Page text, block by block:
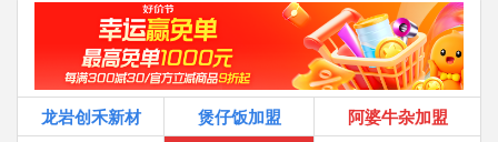
龙岩创禾新材 煲仔饭加盟
阿婆牛杂加盟